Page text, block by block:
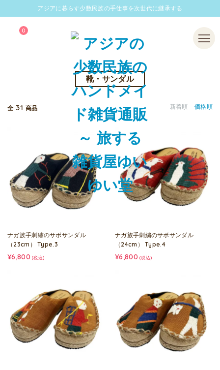
アジアに暮らす少数民族の手仕事を次世代に継承する
0 Menu
靴・サンダル
全 31 商品 新着順 価格順
ナガ族手刺繍のサボサンダル
（23cm） Type.3
¥6,800 (税込)
ナガ族手刺繍のサボサンダル
（24cm） Type.4
¥6,800 (税込)